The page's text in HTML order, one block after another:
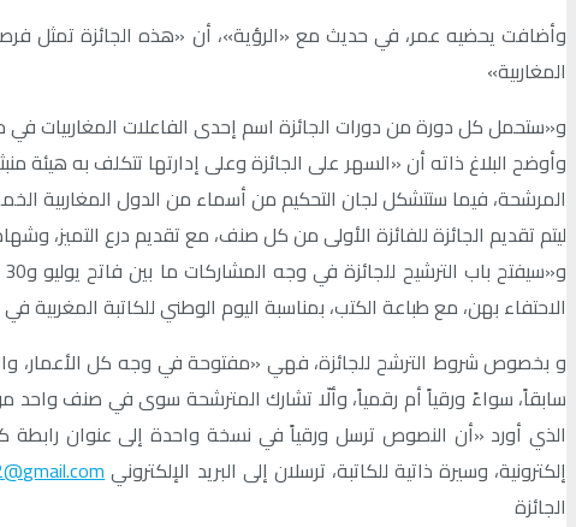
وأضافت يحضيه عمر، في حديث مع «الرؤية»، أن «هذه الجائزة تمثل فرصة
المغاربية»
و«ستحمل كل دورة من دورات الجائزة اسم إحدى الفاعلات المغاربيات في
وأوضح البلاغ ذاته أن «السهر على الجائزة وعلى إدارتها تتكلف به هيئة
المرشحة، فيما ستتشكل لجان التحكيم من أسماء من الدول المغاربية
ليتم تقديم الجائزة للفائزة الأولى من كل صنف، مع تقديم درع التميز،
الاحتفاء بهن، مع طباعة الكتب، بمناسبة اليوم الوطني للكاتبة
و بخصوص شروط الترشح للجائزة، فهي «مفتوحة في وجه كل الأعمار،
الذي أورد «أن النصوص ترسل ورقياً في نسخة واحدة إلى عنوان
إلكترونية، وسيرة ذاتية للكاتبة، ترسلان إلى البريد الإلكتروني
الجائزة